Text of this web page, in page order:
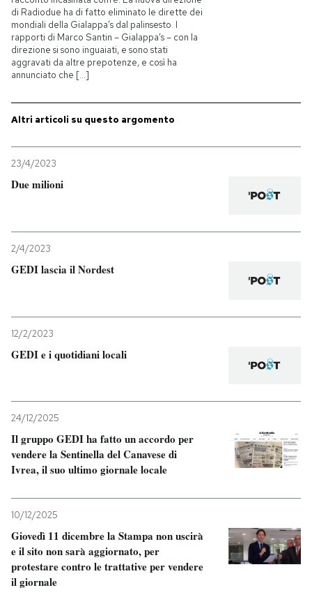
di Radiodue ha di fatto eliminato le dirette dei
mondiali della Gialappa’s dal palinsesto. I
rapporti di Marco Santin – Gialappa’s – con la
direzione si sono inguaiati, e sono stati
aggravati da altre prepotenze, e così ha
annunciato che [...]
Altri articoli su questo argomento
23/4/2023
Due milioni
2/4/2023
GEDI lascia il Nordest
12/2/2023
GEDI e i quotidiani locali
24/12/2025
Il gruppo GEDI ha fatto un accordo per
vendere la Sentinella del Canavese di
Ivrea, il suo ultimo giornale locale
10/12/2025
Giovedì 11 dicembre la Stampa non uscirà
e il sito non sarà aggiornato, per
protestare contro le trattative per vendere
il giornale